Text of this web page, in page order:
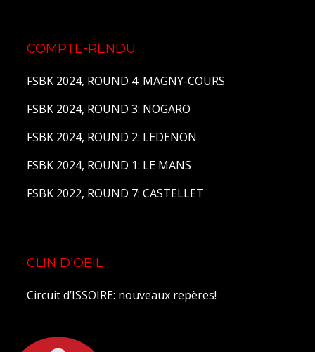
COMPTE-RENDU
FSBK 2024, ROUND 4: MAGNY-COURS
FSBK 2024, ROUND 3: NOGARO
FSBK 2024, ROUND 2: LEDENON
FSBK 2024, ROUND 1: LE MANS
FSBK 2022, ROUND 7: CASTELLET
CLIN D'OEIL
Circuit d’ISSOIRE: nouveaux repères!